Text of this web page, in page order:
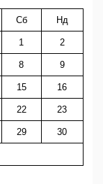
Сб Нд
1 2
8 9
15 16
22 23
29 30